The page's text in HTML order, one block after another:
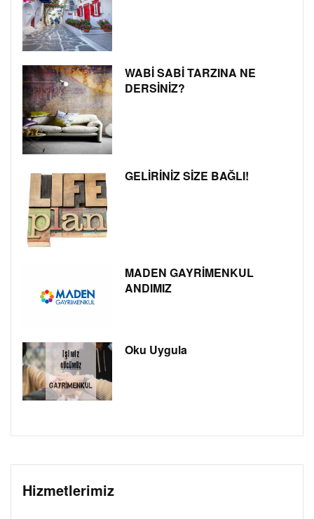
WABİ SABİ TARZINA NE
DERSİNİZ?
GELİRİNİZ SİZE BAĞLI!
MADEN GAYRİMENKUL
ANDIMIZ
Oku Uygula
Hizmetlerimiz